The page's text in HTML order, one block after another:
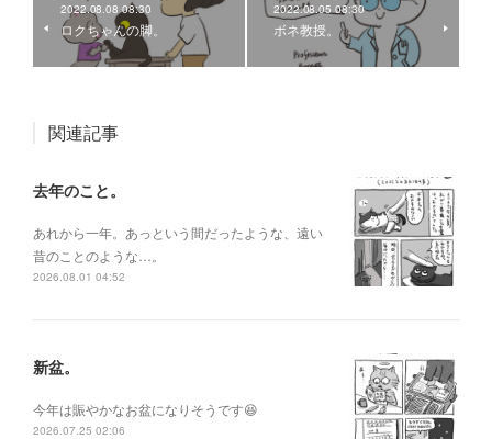
2022.08.08 08:30
ロクちゃんの脚。
2022.08.05 08:30
ボネ教授。
関連記事
去年のこと。
あれから一年。あっという間だったような、遠い
昔のことのような…。
2026.08.01 04:52
新盆。
今年は賑やかなお盆になりそうです😆
2026.07.25 02:06